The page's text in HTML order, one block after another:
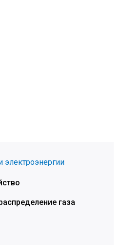
электроэнергии
газа